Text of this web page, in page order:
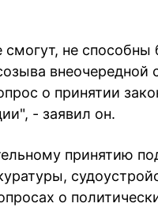
не способны
внеочередной
о принятии
- заявил он.
принятию
о